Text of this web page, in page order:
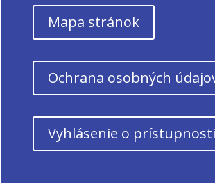
Mapa stránok
Ochrana osobných
Vyhlásenie o prístupnosti